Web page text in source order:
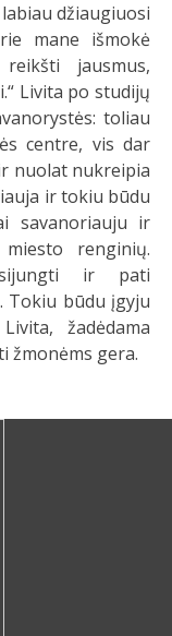
džiaugiuosi
mane išmokė
jausmus,
Livita po studijų
toliau
centre, vis dar
nuolat nukreipia
ir tokiu būdu
savanoriauju ir
renginių.
ir pati
Tokiu būdu įgyju
žadėdama
žmonėms gera.